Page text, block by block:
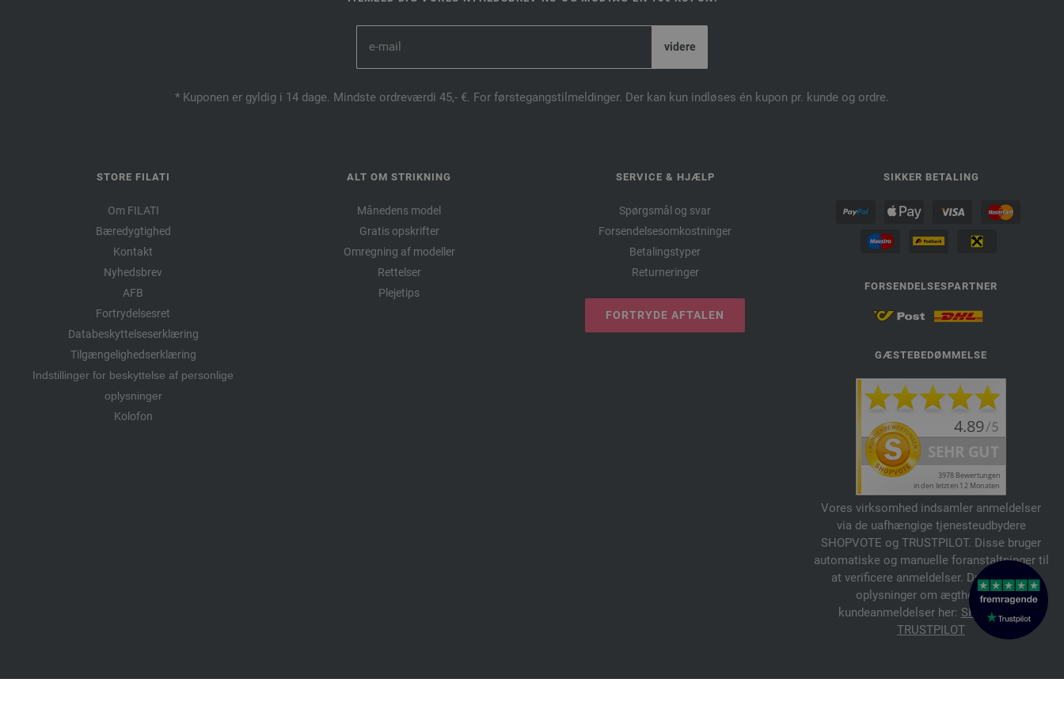
* Kuponen er gyldig i 14 dage. Mindste ordreværdi 45,- €. For førstegangstilmeldinger. Der kan kun indløses én kupon pr. kunde og ordre.
STORE FILATI
Om FILATI
Bæredygtighed
Kontakt
Nyhedsbrev
AFB
Fortrydelsesret
Databeskyttelseserklæring
Tilgængelighedserklæring
Indstillinger for beskyttelse af personlige
oplysninger
Kolofon
ALT OM STRIKNING
Månedens model
Gratis opskrifter
Omregning af modeller
Rettelser
Plejetips
SERVICE & HJÆLP
Spørgsmål og svar
Forsendelsesomkostninger
Betalingstyper
Returneringer
FORTRYDE AFTALEN
SIKKER BETALING
FORSENDELSESPARTNER
GÆSTEBEDØMMELSE
Vores virksomhed indsamler anmeldelser
via de uafhængige tjenesteudbydere
SHOPVOTE og TRUSTPILOT. Disse bruger
automatiske og manuelle foranstaltninger til
at verificere anmeldelser. Du kan finde
oplysninger om ægtheden af
kundeanmeldelser her: SHOPVOTE
TRUSTPILOT